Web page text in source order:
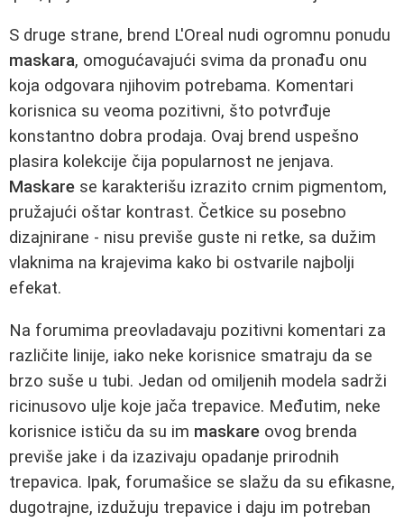
S druge strane, brend L'Oreal nudi ogromnu ponudu
maskara, omogućavajući svima da pronađu onu
koja odgovara njihovim potrebama. Komentari
korisnica su veoma pozitivni, što potvrđuje
konstantno dobra prodaja. Ovaj brend uspešno
plasira kolekcije čija popularnost ne jenjava.
Maskare se karakterišu izrazito crnim pigmentom,
pružajući oštar kontrast. Četkice su posebno
dizajnirane - nisu previše guste ni retke, sa dužim
vlaknima na krajevima kako bi ostvarile najbolji
efekat.
Na forumima preovladavaju pozitivni komentari za
različite linije, iako neke korisnice smatraju da se
brzo suše u tubi. Jedan od omiljenih modela sadrži
ricinusovo ulje koje jača trepavice. Međutim, neke
korisnice ističu da su im maskare ovog brenda
previše jake i da izazivaju opadanje prirodnih
trepavica. Ipak, forumašice se slažu da su efikasne,
dugotrajne, izdužuju trepavice i daju im potreban